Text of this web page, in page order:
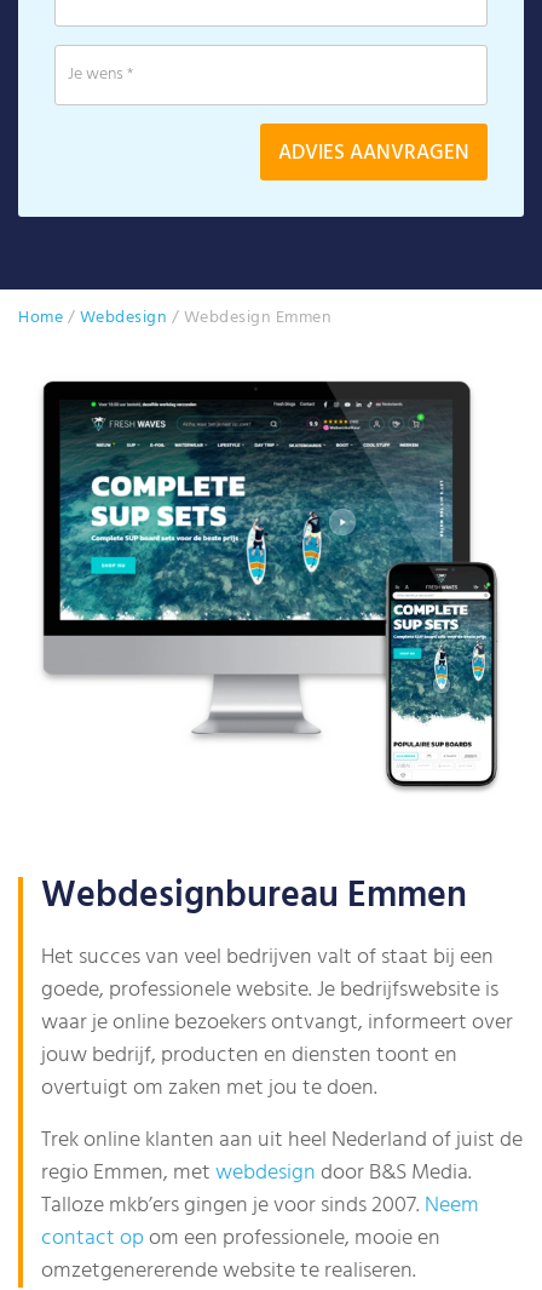
Home/Webdesign /Webdesign Emmen
Webdesignbureau Emmen
Het succes van veel bedrijven valt of staat bij een
goede, professionele website. Je bedrijfswebsite is
waar je online bezoekers ontvangt, informeert over
jouw bedrijf, producten en diensten toont en
overtuigt om zaken met jou te doen.
Trek online klanten aan uit heel Nederland of juist de
regio Emmen, metwebdesigndoor B&S Media.
Talloze mkb’ers gingen je voor sinds 2007. Neem
contact opom een professionele, mooie en
omzetgenererende website te realiseren.